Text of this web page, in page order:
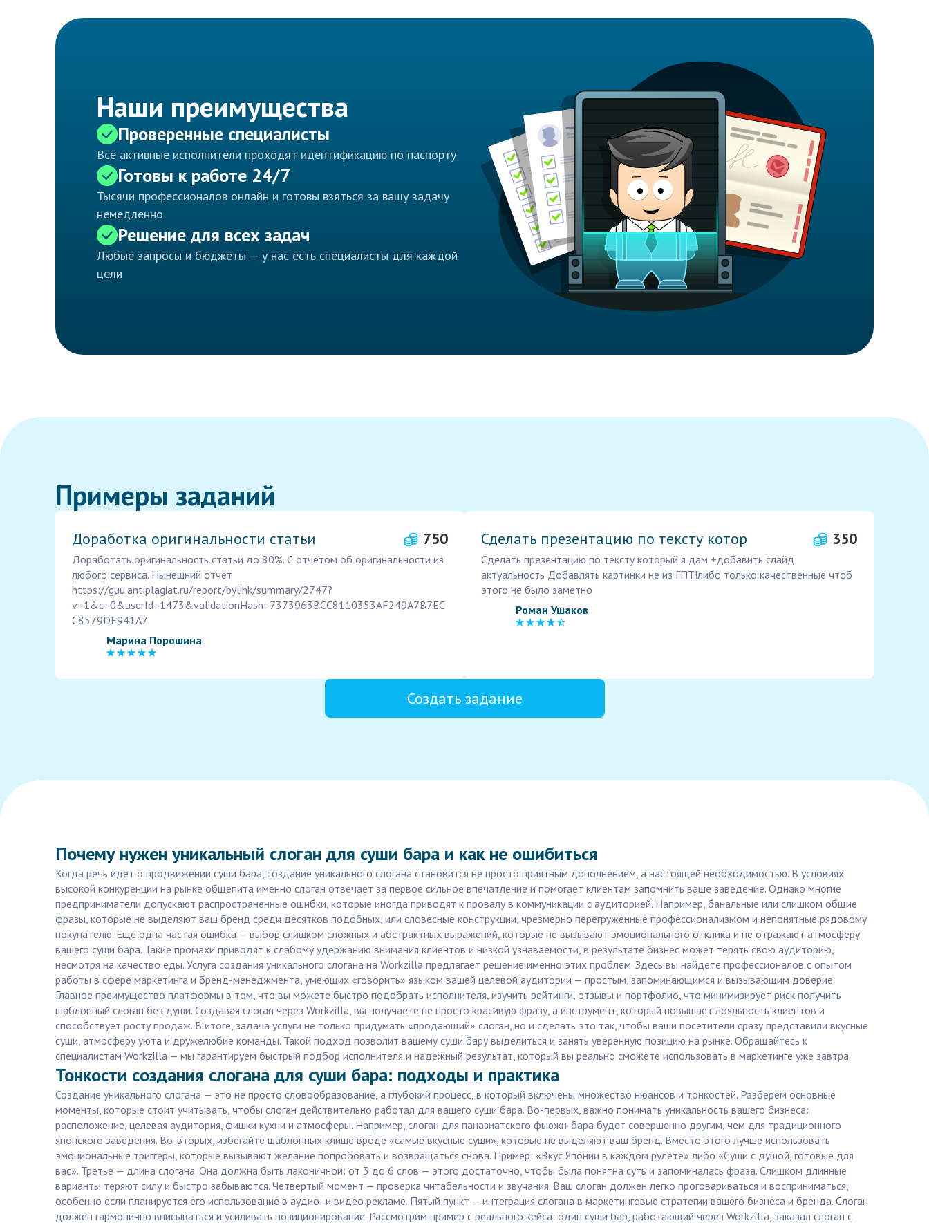
Наши преимущества
Проверенные специалисты
Все активные исполнители проходят идентификацию по паспорту
Готовы к работе 24/7
Тысячи профессионалов онлайн и готовы взяться за вашу задачу
немедленно
Решение для всех задач
Любые запросы и бюджеты — у нас есть специалисты для каждой
цели
Примеры заданий
Доработка оригинальности статьи 750
Доработать оригинальность статьи до 80%. С отчётом об оригинальности из
любого сервиса. Нынешний отчёт
https://guu.antiplagiat.ru/report/bylink/summary/2747?
v=1&c=0&userId=1473&validationHash=7373963BCC8110353AF249A7B7EC
C8579DE941A7
Марина Порошина
Сделать презентацию по тексту котор 350
Сделать презентацию по тексту который я дам +добавить слайд
актуальность Добавлять картинки не из ГПТ!либо только качественные чтоб
этого не было заметно
Роман Ушаков
Создать задание
Почему нужен уникальный слоган для суши бара и как не ошибиться
Когда речь идет о продвижении суши бара, создание уникального слогана становится не просто приятным дополнением, а настоящей необходимостью. В условиях
высокой конкуренции на рынке общепита именно слоган отвечает за первое сильное впечатление и помогает клиентам запомнить ваше заведение. Однако многие
предприниматели допускают распространенные ошибки, которые иногда приводят к провалу в коммуникации с аудиторией. Например, банальные или слишком общие
фразы, которые не выделяют ваш бренд среди десятков подобных, или словесные конструкции, чрезмерно перегруженные профессионализмом и непонятные рядовому
покупателю. Еще одна частая ошибка — выбор слишком сложных и абстрактных выражений, которые не вызывают эмоционального отклика и не отражают атмосферу
вашего суши бара. Такие промахи приводят к слабому удержанию внимания клиентов и низкой узнаваемости, в результате бизнес может терять свою аудиторию,
несмотря на качество еды. Услуга создания уникального слогана на Workzilla предлагает решение именно этих проблем. Здесь вы найдете профессионалов с опытом
работы в сфере маркетинга и бренд-менеджмента, умеющих «говорить» языком вашей целевой аудитории — простым, запоминающимся и вызывающим доверие.
Главное преимущество платформы в том, что вы можете быстро подобрать исполнителя, изучить рейтинги, отзывы и портфолио, что минимизирует риск получить
шаблонный слоган без души. Создавая слоган через Workzilla, вы получаете не просто красивую фразу, а инструмент, который повышает лояльность клиентов и
способствует росту продаж. В итоге, задача услуги не только придумать «продающий» слоган, но и сделать это так, чтобы ваши посетители сразу представили вкусные
суши, атмосферу уюта и дружелюбие команды. Такой подход позволит вашему суши бару выделиться и занять уверенную позицию на рынке. Обращайтесь к
специалистам Workzilla — мы гарантируем быстрый подбор исполнителя и надежный результат, который вы реально сможете использовать в маркетинге уже завтра.
Тонкости создания слогана для суши бара: подходы и практика
Создание уникального слогана — это не просто словообразование, а глубокий процесс, в который включены множество нюансов и тонкостей. Разберём основные
моменты, которые стоит учитывать, чтобы слоган действительно работал для вашего суши бара. Во-первых, важно понимать уникальность вашего бизнеса:
расположение, целевая аудитория, фишки кухни и атмосферы. Например, слоган для паназиатского фьюжн-бара будет совершенно другим, чем для традиционного
японского заведения. Во-вторых, избегайте шаблонных клише вроде «самые вкусные суши», которые не выделяют ваш бренд. Вместо этого лучше использовать
эмоциональные триггеры, которые вызывают желание попробовать и возвращаться снова. Пример: «Вкус Японии в каждом рулете» либо «Суши с душой, готовые для
вас». Третье — длина слогана. Она должна быть лаконичной: от 3 до 6 слов — этого достаточно, чтобы была понятна суть и запоминалась фраза. Слишком длинные
варианты теряют силу и быстро забываются. Четвертый момент — проверка читабельности и звучания. Ваш слоган должен легко проговариваться и восприниматься,
особенно если планируется его использование в аудио- и видео рекламе. Пятый пункт — интеграция слогана в маркетинговые стратегии вашего бизнеса и бренда. Слоган
должен гармонично вписываться и усиливать позиционирование. Рассмотрим пример с реального кейса: один суши бар, работающий через Workzilla, заказал слоган с